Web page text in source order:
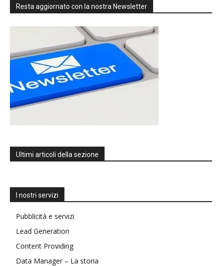
Resta aggiornato con la nostra Newsletter
Ultimi articoli della sezione
I nostri servizi
Pubblicità e servizi
Lead Generation
Content Providing
Data Manager – La storia